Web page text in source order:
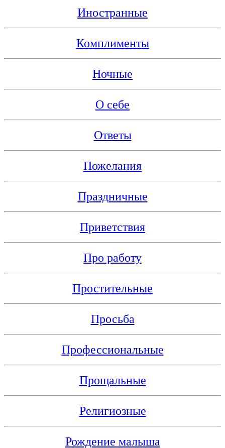
Иностранные
Комплименты
Ночные
О себе
Ответы
Пожелания
Праздничные
Приветствия
Про работу
Простительные
Просьба
Профессиональные
Прощальные
Религиозные
Рождение малыша